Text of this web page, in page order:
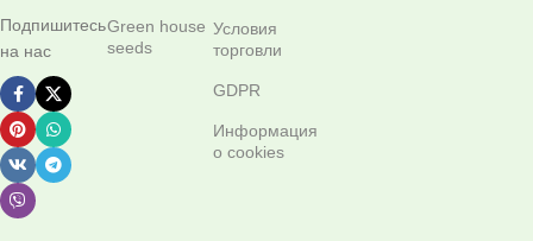
Подпишитесь
на нас
Green house
seeds
Условия
торговли
GDPR
Информация
о cookies